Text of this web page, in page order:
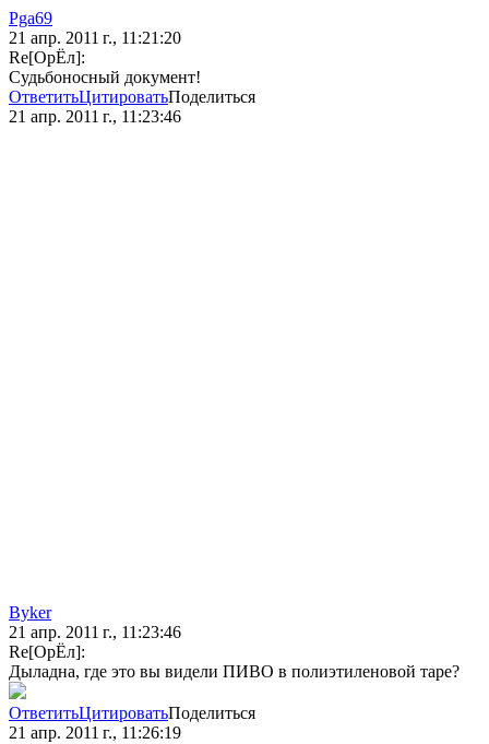
Pga69
21 апр. 2011 г., 11:21:20
Re[ОрЁл]:
Судьбоносный документ!
ОтветитьЦитироватьПоделиться
21 апр. 2011 г., 11:23:46
Byker
21 апр. 2011 г., 11:23:46
Re[ОрЁл]:
Дыладна, где это вы видели ПИВО в полиэтиленовой таре?
ОтветитьЦитироватьПоделиться
21 апр. 2011 г., 11:26:19